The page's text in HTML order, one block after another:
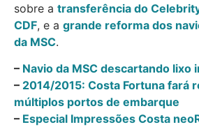
sobre a transferência do
CDF, e a grande reforma dos
da MSC.
– Navio da MSC descartando lixo
– 2014/2015: Costa Fortuna fará
múltiplos portos de embarque
– Especial Impressões Costa